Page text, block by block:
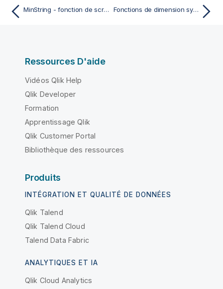
MinString - fonction de script Fonctions de dimension synthétique
Ressources D'aide
Vidéos Qlik Help
Qlik Developer
Formation
Apprentissage Qlik
Qlik Customer Portal
Bibliothèque des ressources
Produits
INTÉGRATION ET QUALITÉ DE DONNÉES
Qlik Talend
Qlik Talend Cloud
Talend Data Fabric
ANALYTIQUES ET IA
Qlik Cloud Analytics